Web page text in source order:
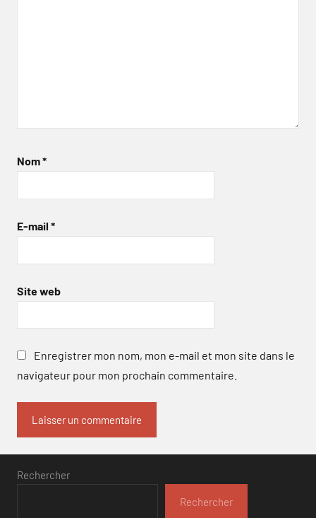
Nom*
E-mail *
Site web
Enregistrer mon nom, mon e-mail et mon site dans le
navigateur pour mon prochain commentaire.
Rechercher
Rechercher